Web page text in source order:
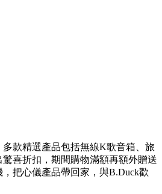
款精選產品包括無線K歌音箱、旅
喜折扣，期間購物滿額再額外贈送
把心儀產品帶回家，與B.Duck歡